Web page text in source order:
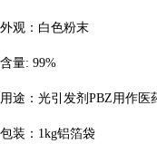
外观：白色粉末
含量: 99%
用途：光引发剂 PBZ用作医
包装： 1kg铝箔袋